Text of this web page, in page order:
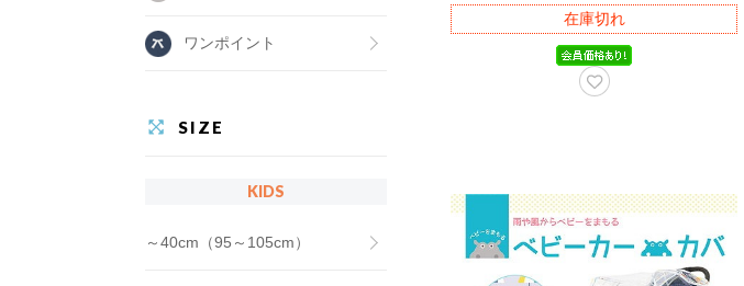
ワンポイント
SIZE
KIDS
～40cm（95～105cm）
在庫切れ